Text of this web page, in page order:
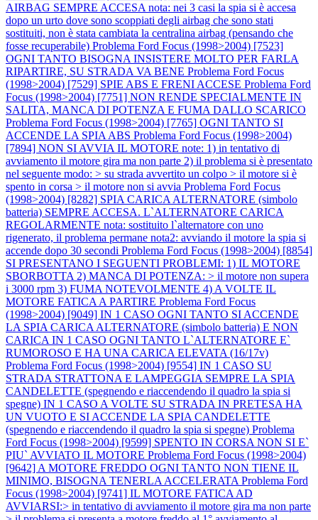
AIRBAG SEMPRE ACCESA nota: nei 3 casi la spia si è accesa
dopo un urto dove sono scoppiati degli airbag che sono stati
sostituiti, non è stata cambiata la centralina airbag (pensando che
fosse recuperabile) Problema Ford Focus (1998>2004) [7523]
OGNI TANTO BISOGNA INSISTERE MOLTO PER FARLA
RIPARTIRE, SU STRADA VA BENE Problema Ford Focus
(1998>2004) [7529] SPIE ABS E FRENI ACCESE Problema Ford
Focus (1998>2004) [7751] NON RENDE SPECIALMENTE IN
SALITA, MANCA DI POTENZA E FUMA DALLO SCARICO
Problema Ford Focus (1998>2004) [7765] OGNI TANTO SI
ACCENDE LA SPIA ABS Problema Ford Focus (1998>2004)
[7894] NON SI AVVIA IL MOTORE note: 1) in tentativo di
avviamento il motore gira ma non parte 2) il problema si è presentato
nel seguente modo: > su strada avvertito un colpo > il motore si è
spento in corsa > il motore non si avvia Problema Ford Focus
(1998>2004) [8282] SPIA CARICA ALTERNATORE (simbolo
batteria) SEMPRE ACCESA. L`ALTERNATORE CARICA
REGOLARMENTE nota: sostituito l`alternatore con uno
rigenerato, il problema permane nota2: avviando il motore la spia si
accende dopo 30 secondi Problema Ford Focus (1998>2004) [8854]
SI PRESENTANO I SEGUENTI PROBLEMI: 1) IL MOTORE
SBORBOTTA 2) MANCA DI POTENZA: > il motore non supera
i 3000 rpm 3) FUMA NOTEVOLMENTE 4) A VOLTE IL
MOTORE FATICA A PARTIRE Problema Ford Focus
(1998>2004) [9049] IN 1 CASO OGNI TANTO SI ACCENDE
LA SPIA CARICA ALTERNATORE (simbolo batteria) E NON
CARICA IN 1 CASO OGNI TANTO L`ALTERNATORE E`
RUMOROSO E HA UNA CARICA ELEVATA (16/17v)
Problema Ford Focus (1998>2004) [9554] IN 1 CASO SU
STRADA STRATTONA E LAMPEGGIA SEMPRE LA SPIA
CANDELETTE (spegnendo e riaccendendo il quadro la spia si
spegne) IN 1 CASO A VOLTE SU STRADA IN PRETESA HA
UN VUOTO E SI ACCENDE LA SPIA CANDELETTE
(spegnendo e riaccendendo il quadro la spia si spegne) Problema
Ford Focus (1998>2004) [9599] SPENTO IN CORSA NON SI E`
PIU` AVVIATO IL MOTORE Problema Ford Focus (1998>2004)
[9642] A MOTORE FREDDO OGNI TANTO NON TIENE IL
MINIMO, BISOGNA TENERLA ACCELERATA Problema Ford
Focus (1998>2004) [9741] IL MOTORE FATICA AD
AVVIARSI:> in tentativo di avviamento il motore gira ma non parte